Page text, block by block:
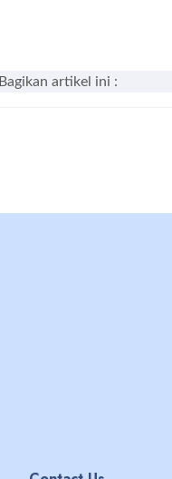
Bagikan artikel ini :